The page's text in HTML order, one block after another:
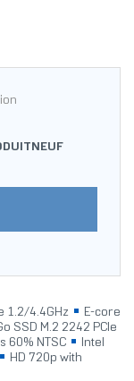
1.2/4.4GHz
E-core
SSD M.2 2242 PCIe
60% NTSC
Intel
HD 720p with